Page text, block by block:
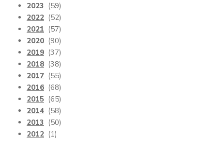
2023 (59)
2022 (52)
2021 (57)
2020 (90)
2019 (37)
2018 (38)
2017 (55)
2016 (68)
2015 (65)
2014 (58)
2013 (50)
2012 (1)